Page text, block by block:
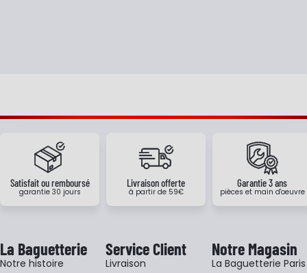
Satisfait ou remboursé
garantie 30 jours
Livraison offerte
à partir de 59€
Garantie 3 ans
pièces et main d'oeuvre
La Baguetterie
Notre histoire
Service Client
Livraison
Notre Magasin
La Baguetterie Paris